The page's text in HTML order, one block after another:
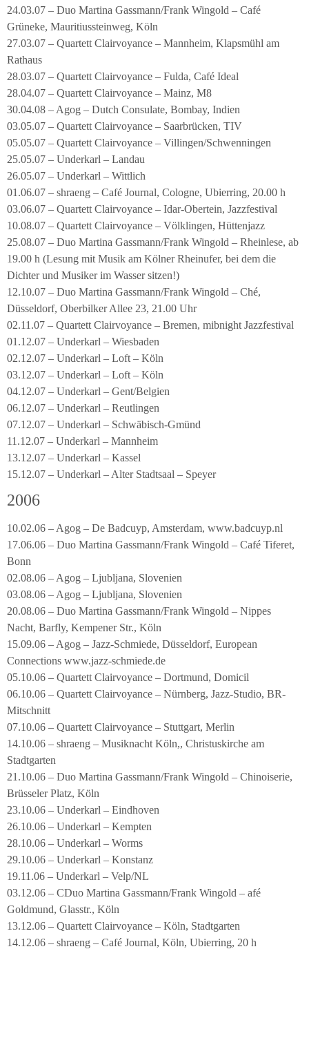
24.03.07 – Duo Martina Gassmann/Frank Wingold – Café
Grüneke, Mauritiussteinweg, Köln
27.03.07 – Quartett Clairvoyance – Mannheim, Klapsmühl am
Rathaus
28.03.07 – Quartett Clairvoyance – Fulda, Café Ideal
28.04.07 – Quartett Clairvoyance – Mainz, M8
30.04.08 – Agog – Dutch Consulate, Bombay, Indien
03.05.07 – Quartett Clairvoyance – Saarbrücken, TIV
05.05.07 – Quartett Clairvoyance – Villingen/Schwenningen
25.05.07 – Underkarl – Landau
26.05.07 – Underkarl – Wittlich
01.06.07 – shraeng – Café Journal, Cologne, Ubierring, 20.00 h
03.06.07 – Quartett Clairvoyance – Idar-Obertein, Jazzfestival
10.08.07 – Quartett Clairvoyance – Völklingen, Hüttenjazz
25.08.07 – Duo Martina Gassmann/Frank Wingold – Rheinlese, ab
19.00 h (Lesung mit Musik am Kölner Rheinufer, bei dem die
Dichter und Musiker im Wasser sitzen!)
12.10.07 – Duo Martina Gassmann/Frank Wingold – Ché,
Düsseldorf, Oberbilker Allee 23, 21.00 Uhr
02.11.07 – Quartett Clairvoyance – Bremen, mibnight Jazzfestival
01.12.07 – Underkarl – Wiesbaden
02.12.07 – Underkarl – Loft – Köln
03.12.07 – Underkarl – Loft – Köln
04.12.07 – Underkarl – Gent/Belgien
06.12.07 – Underkarl – Reutlingen
07.12.07 – Underkarl – Schwäbisch-Gmünd
11.12.07 – Underkarl – Mannheim
13.12.07 – Underkarl – Kassel
15.12.07 – Underkarl – Alter Stadtsaal – Speyer
2006
10.02.06 – Agog – De Badcuyp, Amsterdam, www.badcuyp.nl
17.06.06 – Duo Martina Gassmann/Frank Wingold – Café Tiferet,
Bonn
02.08.06 – Agog – Ljubljana, Slovenien
03.08.06 – Agog – Ljubljana, Slovenien
20.08.06 – Duo Martina Gassmann/Frank Wingold – Nippes
Nacht, Barfly, Kempener Str., Köln
15.09.06 – Agog – Jazz-Schmiede, Düsseldorf, European
Connections www.jazz-schmiede.de
05.10.06 – Quartett Clairvoyance – Dortmund, Domicil
06.10.06 – Quartett Clairvoyance – Nürnberg, Jazz-Studio, BR-
Mitschnitt
07.10.06 – Quartett Clairvoyance – Stuttgart, Merlin
14.10.06 – shraeng – Musiknacht Köln,, Christuskirche am
Stadtgarten
21.10.06 – Duo Martina Gassmann/Frank Wingold – Chinoiserie,
Brüsseler Platz, Köln
23.10.06 – Underkarl – Eindhoven
26.10.06 – Underkarl – Kempten
28.10.06 – Underkarl – Worms
29.10.06 – Underkarl – Konstanz
19.11.06 – Underkarl – Velp/NL
03.12.06 – CDuo Martina Gassmann/Frank Wingold – afé
Goldmund, Glasstr., Köln
13.12.06 – Quartett Clairvoyance – Köln, Stadtgarten
14.12.06 – shraeng – Café Journal, Köln, Ubierring, 20 h